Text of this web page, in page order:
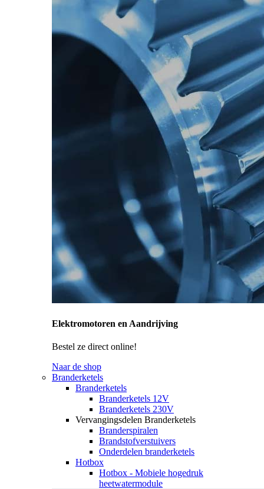
Elektromotoren en Aandrijving
Bestel ze direct online!
Naar de shop
Branderketels
Branderketels
Branderketels 12V
Branderketels 230V
Vervangingsdelen Branderketels
Branderspiralen
Brandstofverstuivers
Onderdelen branderketels
Hotbox
Hotbox - Mobiele hogedruk
heetwatermodule